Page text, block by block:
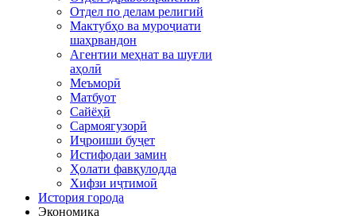
Отдел по делам религий
Мактубҳо ва муроҷиати
шаҳрвандон
Агентии меҳнат ва шуғли
аҳолӣ
Меъморӣ
Матбуот
Сайёҳӣ
Сармоягузорӣ
Иҷроиши буҷет
Истифодаи замин
Ҳолати фавқулодда
Хифзи иҷтимоӣ
История города
Экономика